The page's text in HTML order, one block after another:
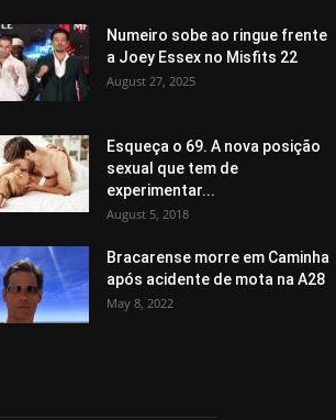
Numeiro sobe ao ringue frente
a Joey Essex no Misfits 22
August 27, 2025
Esqueça o 69. A nova posição
sexual que tem de
experimentar...
August 5, 2018
Bracarense morre em Caminha
após acidente de mota na A28
May 8, 2022